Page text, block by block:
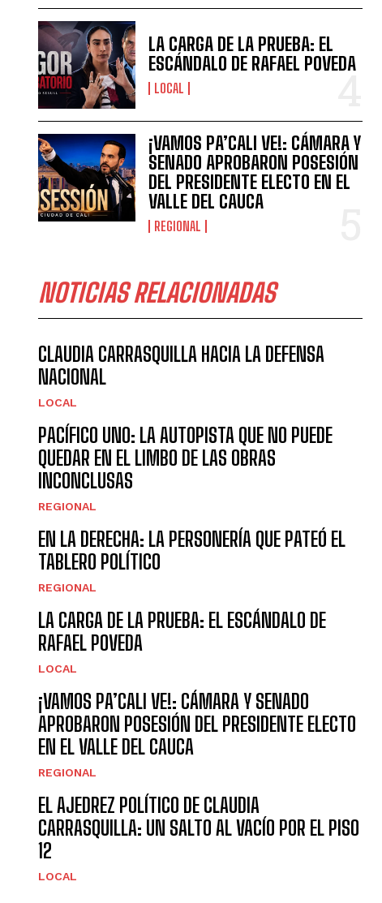
LA CARGA DE LA PRUEBA: EL
ESCÁNDALO DE RAFAEL POVEDA
LOCAL
¡VAMOS PA’CALI VE!: CÁMARA Y
SENADO APROBARON POSESIÓN
DEL PRESIDENTE ELECTO EN EL
VALLE DEL CAUCA
REGIONAL
NOTICIAS RELACIONADAS
CLAUDIA CARRASQUILLA HACIA LA DEFENSA
NACIONAL
LOCAL
PACÍFICO UNO: LA AUTOPISTA QUE NO PUEDE
QUEDAR EN EL LIMBO DE LAS OBRAS
INCONCLUSAS
REGIONAL
EN LA DERECHA: LA PERSONERÍA QUE PATEÓ EL
TABLERO POLÍTICO
REGIONAL
LA CARGA DE LA PRUEBA: EL ESCÁNDALO DE
RAFAEL POVEDA
LOCAL
¡VAMOS PA’CALI VE!: CÁMARA Y SENADO
APROBARON POSESIÓN DEL PRESIDENTE ELECTO
EN EL VALLE DEL CAUCA
REGIONAL
EL AJEDREZ POLÍTICO DE CLAUDIA
CARRASQUILLA: UN SALTO AL VACÍO POR EL PISO
12
LOCAL